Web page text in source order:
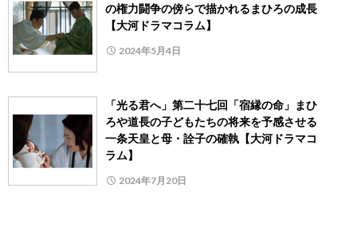
の権力闘争の傍らで描かれるまひろの成長
【大河ドラマコラム】
2024年5月4日
「光る君へ」第二十七回「宿縁の命」まひ
ろや道長の子どもたちの将来を予感させる
一条天皇と母・詮子の確執【大河ドラマコ
ラム】
2024年7月20日